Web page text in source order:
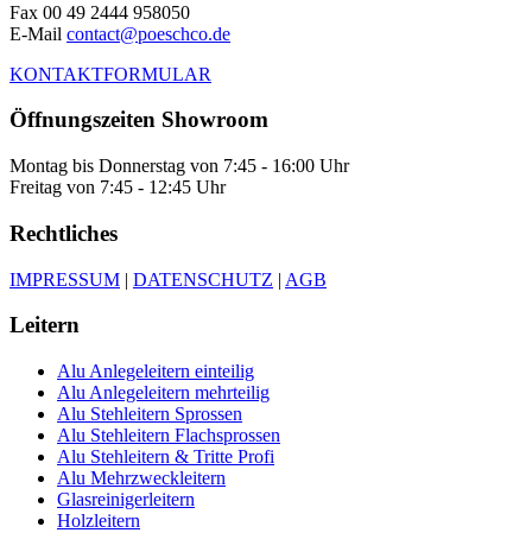
Fax 00 49 2444 958050
E-Mail contact@poeschco.de
KONTAKTFORMULAR
Öffnungszeiten Showroom
Montag bis Donnerstag von 7:45 - 16:00 Uhr
Freitag von 7:45 - 12:45 Uhr
Rechtliches
IMPRESSUM | DATENSCHUTZ | AGB
Leitern
Alu Anlegeleitern einteilig
Alu Anlegeleitern mehrteilig
Alu Stehleitern Sprossen
Alu Stehleitern Flachsprossen
Alu Stehleitern & Tritte Profi
Alu Mehrzweckleitern
Glasreinigerleitern
Holzleitern